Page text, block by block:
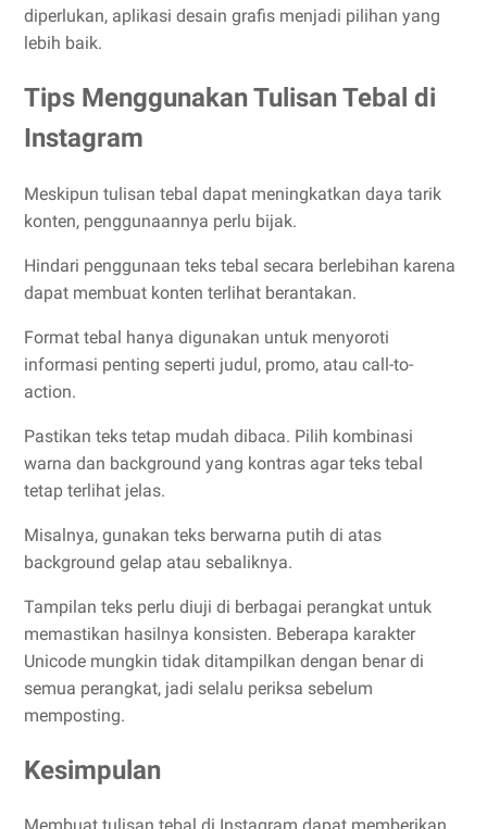
diperlukan, aplikasi desain grafis menjadi pilihan yang
lebih baik.
Tips Menggunakan Tulisan Tebal di
Instagram
Meskipun tulisan tebal dapat meningkatkan daya tarik
konten, penggunaannya perlu bijak.
Hindari penggunaan teks tebal secara berlebihan karena
dapat membuat konten terlihat berantakan.
Format tebal hanya digunakan untuk menyoroti
informasi penting seperti judul, promo, atau call-to-
action.
Pastikan teks tetap mudah dibaca. Pilih kombinasi
warna dan background yang kontras agar teks tebal
tetap terlihat jelas.
Misalnya, gunakan teks berwarna putih di atas
background gelap atau sebaliknya.
Tampilan teks perlu diuji di berbagai perangkat untuk
memastikan hasilnya konsisten. Beberapa karakter
Unicode mungkin tidak ditampilkan dengan benar di
semua perangkat, jadi selalu periksa sebelum
memposting.
Kesimpulan